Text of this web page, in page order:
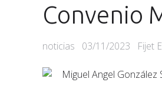
Convenio
Categories
noticias
Posted
03/11/2023 Fijet